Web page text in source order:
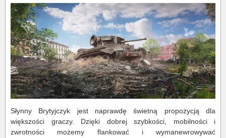
Słynny Brytyjczyk jest naprawdę świetną propozycją dla
większości graczy. Dzięki dobrej szybkości, mobilności i
zwrotności możemy flankować i wymanewrowywać